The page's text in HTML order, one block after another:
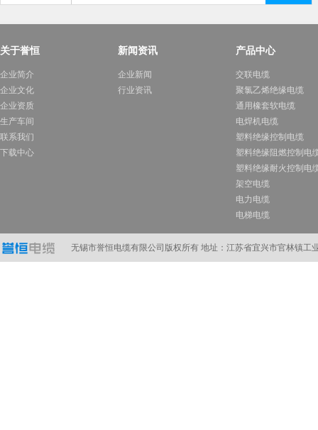
关于誉恒
企业简介
企业文化
企业资质
生产车间
联系我们
下载中心
新闻资讯
企业新闻
行业资讯
产品中心
交联电缆
聚氯乙烯绝缘电缆
通用橡套软电缆
电焊机电缆
塑料绝缘控制电缆
塑料绝缘阻燃控制电
塑料绝缘耐火控制电
架空电缆
电力电缆
电梯电缆
在线订购
无锡市誉恒电缆有限公司版权所有 地址：江苏省宜兴市官林镇